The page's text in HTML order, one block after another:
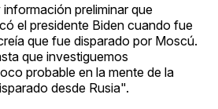
preliminar que
el presidente Biden cuando fue
que fue disparado por Moscú.
que investiguemos
probable en la mente de la
desde Rusia".